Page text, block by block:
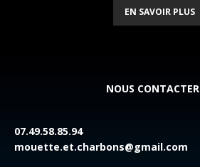
EN SAVOIR PLUS
NOUS CONTACTER
07.49.58.85.94
mouette.et.charbons@gmail.com